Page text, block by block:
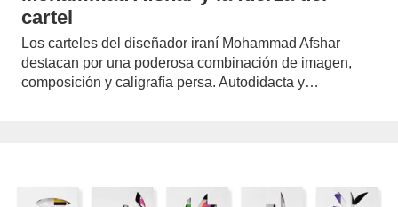
cartel
Los carteles del diseñador iraní Mohammad Afshar
destacan por una poderosa combinación de imagen,
composición y caligrafía persa. Autodidacta y…